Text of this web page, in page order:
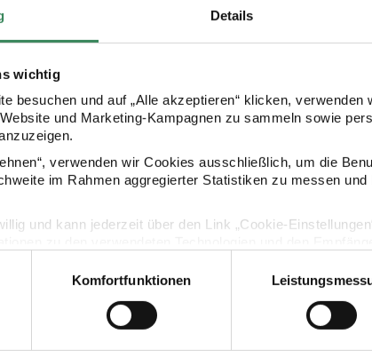
Details
wichtig
besuchen und auf „Alle akzeptieren“ klicken,
und Marketing-Kampagnen zu sammeln sowie
verwenden wir Cookies ausschließlich, um die
im Rahmen aggregierter Statistiken zu messen
und kann jederzeit über den Link „Cookie-
Vertrag widerrufen
Komfortfunktionen
Kaufempfehlung
Grün Polystyrol Eier 6cm 6 Stück